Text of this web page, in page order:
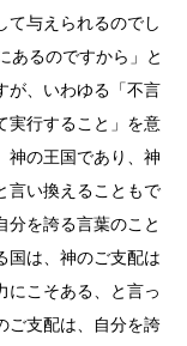
与えられるのでし
あるのですから」と
が、いわゆる「不言
実行すること」を意
神の王国であり、神
言い換えることもで
分を誇る言葉のこと
国は、神のご支配は
にこそある、と言っ
ご支配は、自分を誇